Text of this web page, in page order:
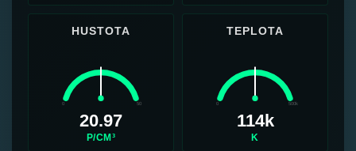
HUSTOTA
0 50
20.97
P/CM³
TEPLOTA
0 500k
114k
K